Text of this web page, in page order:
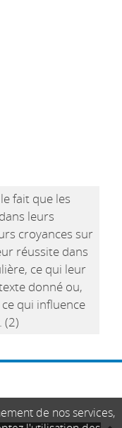
fait que les
leurs
croyances sur
réussite dans
ce qui leur
donné ou,
qui influence
(2)
de nos services,